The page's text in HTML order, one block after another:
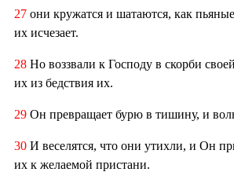
27 они кружатся и шатаются, как
их исчезает.
28 Но воззвали к Господу в скорби
их из бедствия их.
29 Он превращает бурю в тишину, и
30 И веселятся, что они утихли, и Он
их к желаемой пристани.